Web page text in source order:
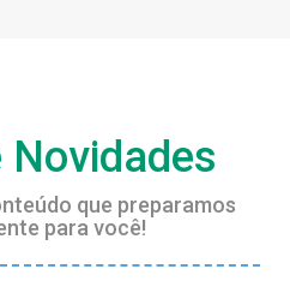
que preparamos
para você!